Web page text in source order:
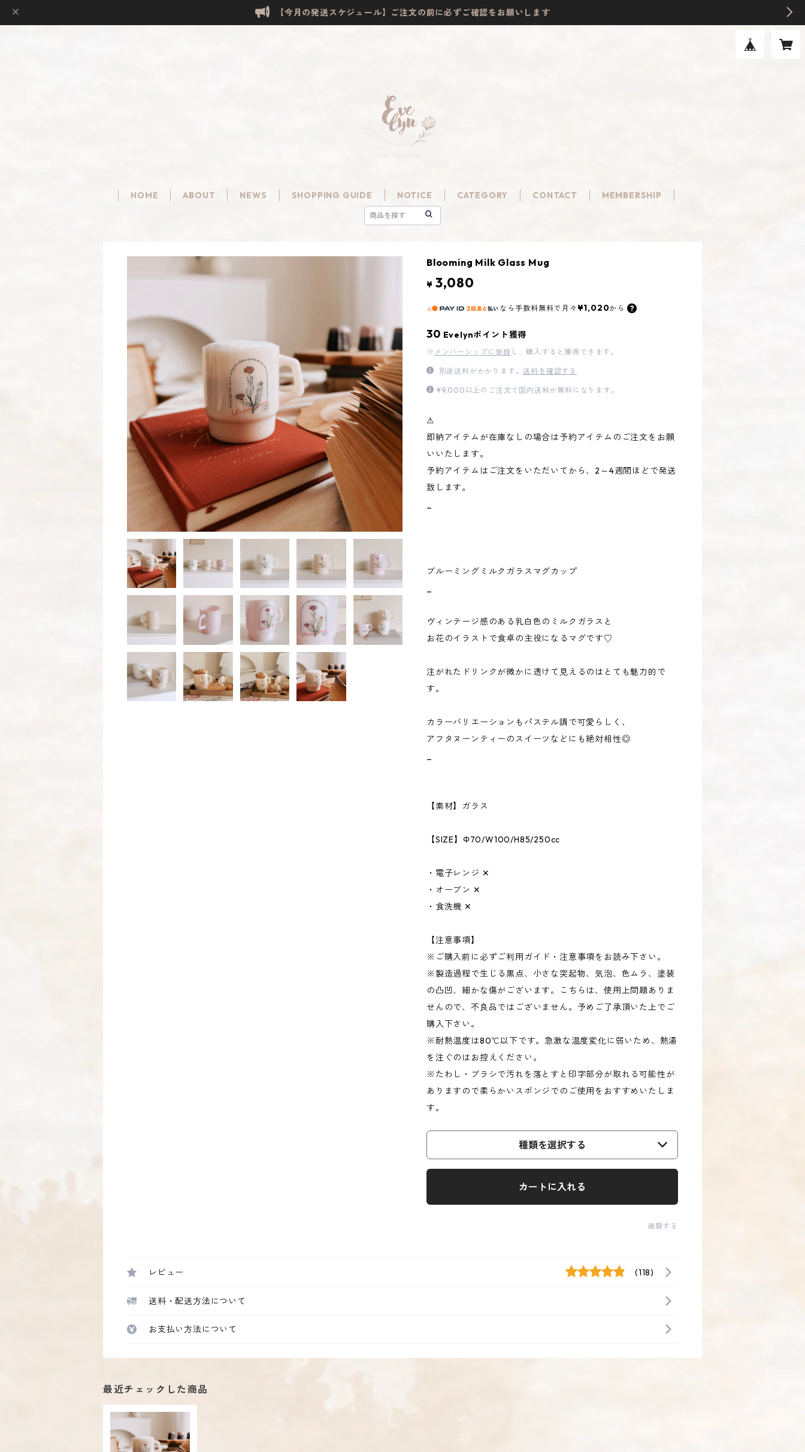
【今月の発送スケジュール】ご注文の前に必ずご確認をお願いします
HOME ABOUT NEWS SHOPPING GUIDE NOTICE CATEGORY CONTACT MEMBERSHIP
Blooming Milk Glass Mug
¥ 3,080
なら 手数料無料で 月々 ¥1,020から
30 Evelynポイント獲得
※ メンバーシップに登録 し、購入すると獲得できます。
別途送料がかかります。送料を確認する
¥9,000以上のご注文で国内送料が無料になります。
⚠︎
即納アイテムが在庫なしの場合は予約アイテムのご注文をお願
いいたします。
予約アイテムはご注文をいただいてから、2～4週間ほどで発送
致します。
ブルーミングミルクガラスマグカップ
ヴィンテージ感のある乳白色のミルクガラスと
お花のイラストで食卓の主役になるマグです♡
注がれたドリンクが微かに透けて見えるのはとても魅力的で
す。
カラーバリエーションもパステル調で可愛らしく、
アフタヌーンティーのスイーツなどにも絶対相性◎
【素材】ガラス
【SIZE】Φ70/W100/H85/250cc
・電子レンジ ✕
・オーブン ✕
・食洗機 ✕
【注意事項】
※ご購入前に必ずご利用ガイド・注意事項をお読み下さい。
※製造過程で生じる黒点、小さな突起物、気泡、色ムラ、塗装
の凸凹、細かな傷がございます。こちらは、使用上問題ありま
せんので、不良品ではございません。予めご了承頂いた上でご
購入下さい。
※耐熱温度は80℃以下です。急激な温度変化に弱いため、熱湯
を注ぐのはお控えください。
※たわし・ブラシで汚れを落とすと印字部分が取れる可能性が
ありますので柔らかいスポンジでのご使用をおすすめいたしま
す。
種類を選択する
カートに入れる
通報する
レビュー (118)
送料・配送方法について
お支払い方法について
最近チェックした商品